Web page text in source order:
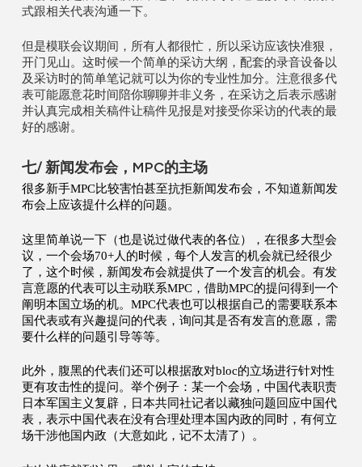
式跟相关代表沟通一下。
但是模联会议期间，所有人都很忙，所以采访应该快准狠，
开门见山。这时候一个简单的采访大纲，配套的录音设备以
及采访时的简单笔记就可以为你的专业性加分。注意很多代
表可能愿意花时间陪你聊聊并非义务，在采访之后表示感谢
并认真完成相关稿件让稿件见报是对接受你采访的代表的最
好的感谢。
七/ 新闻发布会，MPC的主场
很多新手MPC比较害怕甚至抗拒新闻发布会，不知道新闻发
布会上应该提什么样的问题。
这里简单说一下（也是说过做代表的各位），在很多大型会
议，一个会场70+人的时候，每个人发言的机会就已经很少
了，这个时候，新闻发布会就提供了一个发言的机会。有发
言意愿的代表可以主动联系MPC，借助MPC的提问得到一个
阐明本国立场的机。 MPC代表也可以根据自己的需要联系本
国代表或有兴趣提问的代表，询问其是否有发言的意愿，需
要什么样的问题引导等等。
此外，腹黑的代表们还可以根据敌对bloc的立场进行针对性
更有攻击性的提问。举个例子：某一个会场，中国代表职责
日本军国主义复辟，日本共同社记者以藏独问题回应中国代
表，表示中国代表在没有合理处理本国内政的同时，有何立
场干涉他国内政（大意如此，记不太清了）。